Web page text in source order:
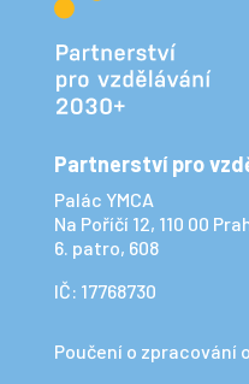
Partnerství pro
Palác YMCA
Na Poříčí 12, 110 00
6. patro, 608
IČ: 17768730
Poučení o zpracování